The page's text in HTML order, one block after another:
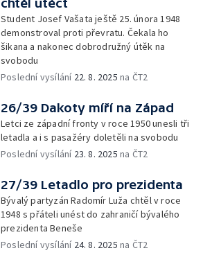
chtěl utéct
Student Josef Vašata ještě 25. února 1948
demonstroval proti převratu. Čekala ho
šikana a nakonec dobrodružný útěk na
svobodu
Poslední vysílání 22. 8. 2025 na ČT2
26/39 Dakoty míří na Západ
Letci ze západní fronty v roce 1950 unesli tři
letadla a i s pasažéry doletěli na svobodu
Poslední vysílání 23. 8. 2025 na ČT2
27/39 Letadlo pro prezidenta
Bývalý partyzán Radomír Luža chtěl v roce
1948 s přáteli unést do zahraničí bývalého
prezidenta Beneše
Poslední vysílání 24. 8. 2025 na ČT2